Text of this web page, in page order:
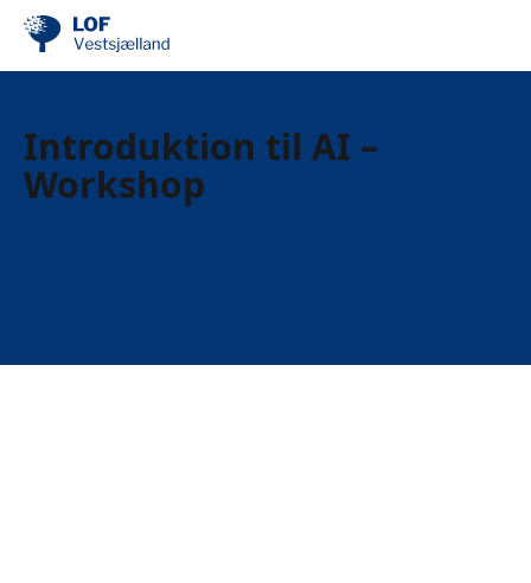
Introduktion til AI –
Workshop